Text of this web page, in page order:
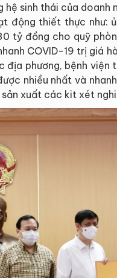
hệ sinh thái của
động thiết thực như:
tỷ đồng cho quỹ
COVID-19 trị giá
địa phương, bệnh viện
nhiều nhất và
xuất các kit xét